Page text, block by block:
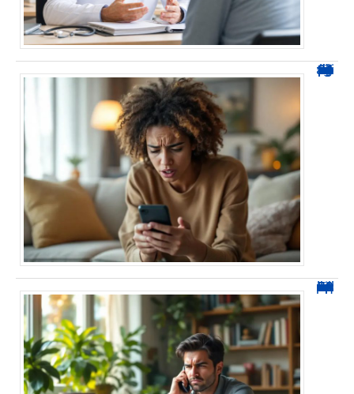
0424 démarchage : reconnaître l’appel et agir sans se tromper
0270 spam : reconnaître ces appels et les bloquer sans erreur